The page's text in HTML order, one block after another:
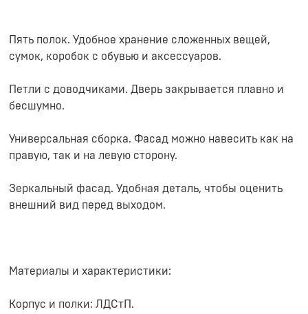
Пять полок. Удобное хранение сложенных вещей,
сумок, коробок с обувью и аксессуаров.
Петли с доводчиками. Дверь закрывается плавно и
бесшумно.
Универсальная сборка. Фасад можно навесить как на
правую, так и на левую сторону.
Зеркальный фасад. Удобная деталь, чтобы оценить
внешний вид перед выходом.
Материалы и характеристики:
Корпус и полки: ЛДСтП.